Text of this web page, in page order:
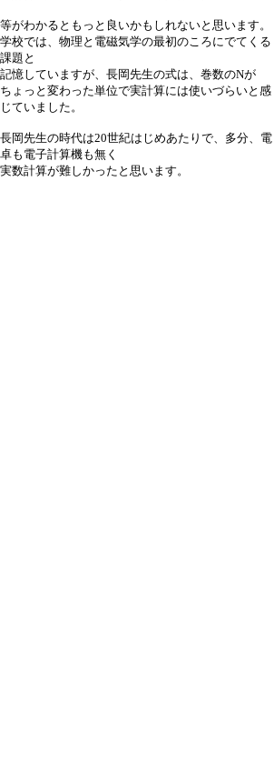
等がわかるともっと良いかもしれないと思います。
学校では、物理と電磁気学の最初のころにでてくる
課題と
記憶していますが、長岡先生の式は、巻数のNが
ちょっと変わった単位で実計算には使いづらいと感
じていました。
長岡先生の時代は20世紀はじめあたりで、多分、電
卓も電子計算機も無く
実数計算が難しかったと思います。